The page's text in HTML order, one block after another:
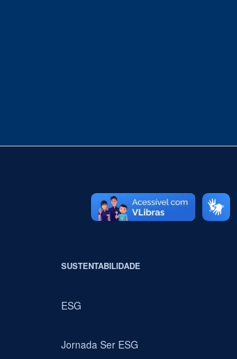
SUSTENTABILIDADE
ESG
Jornada Ser ESG